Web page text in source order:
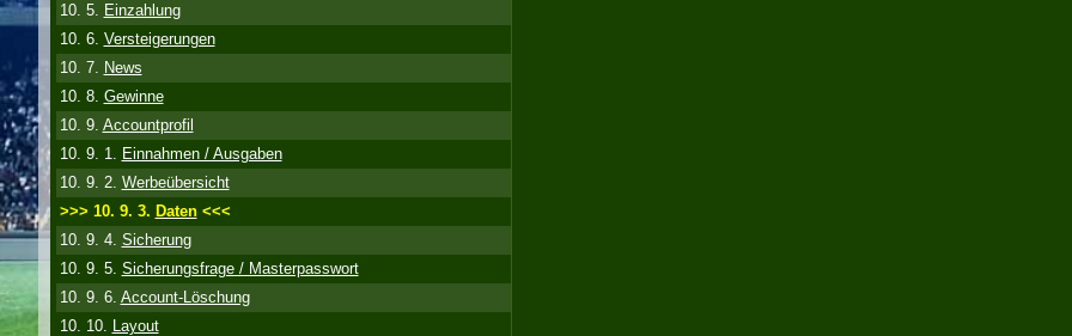
10. 5. Einzahlung
10. 6. Versteigerungen
10. 7. News
10. 8. Gewinne
10. 9. Accountprofil
10. 9. 1. Einnahmen / Ausgaben
10. 9. 2. Werbeübersicht
>>> 10. 9. 3. Daten<<<
10. 9. 4. Sicherung
10. 9. 5. Sicherungsfrage / Masterpasswort
10. 9. 6. Account-Löschung
10. 10. Layout